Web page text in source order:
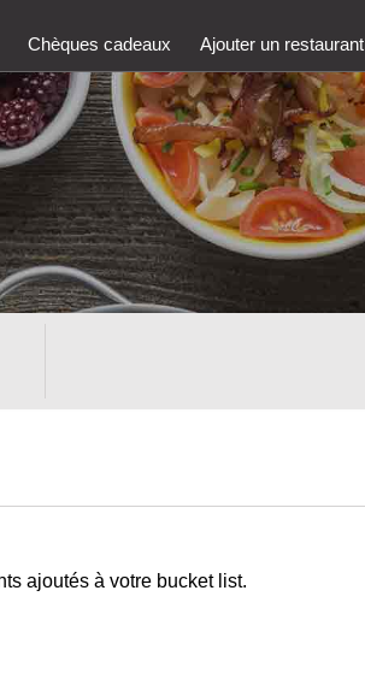
Chèques cadeaux Ajouter un restaurant
ajoutés à votre bucket list.